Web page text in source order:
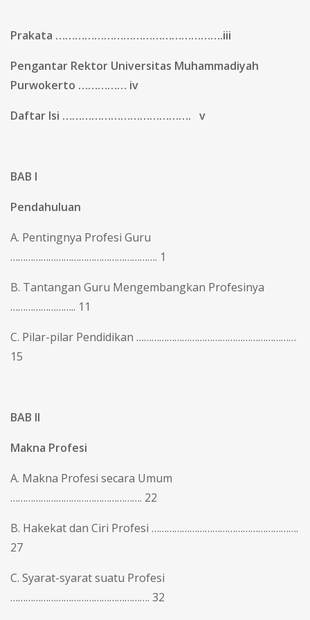
Prakata …………………………………………….iii
Pengantar Rektor Universitas Muhammadiyah
Purwokerto …………… iv
Daftar Isi …………………………………. v
BAB I
Pendahuluan
A. Pentingnya Profesi Guru
…………………………………………………. 1
B. Tantangan Guru Mengembangkan Profesinya
…………………….. 11
C. Pilar-pilar Pendidikan ………………………………………………………
15
BAB II
Makna Profesi
A. Makna Profesi secara Umum
……………………………………………. 22
B. Hakekat dan Ciri Profesi ………………………………………………….
27
C. Syarat-syarat suatu Profesi
………………………………………………. 32